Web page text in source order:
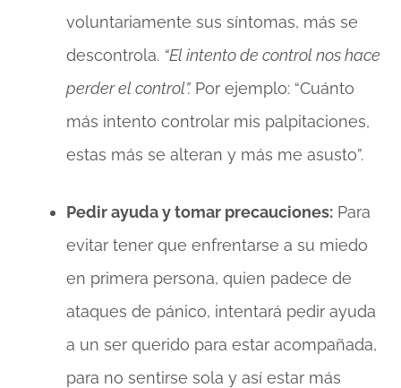
voluntariamente sus síntomas, más se
descontrola. “El intento de control nos hace
perder el control”. Por ejemplo: “Cuánto
más intento controlar mis palpitaciones,
estas más se alteran y más me asusto”.
Pedir ayuda y tomar precauciones: Para
evitar tener que enfrentarse a su miedo
en primera persona, quien padece de
ataques de pánico, intentará pedir ayuda
a un ser querido para estar acompañada,
para no sentirse sola y así estar más